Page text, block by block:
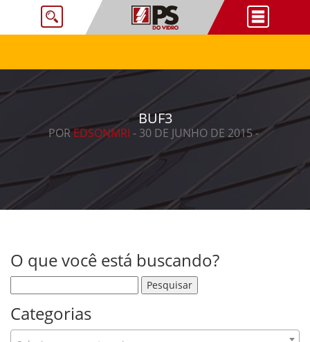
BUF3
POREDSONMRI - 30 DE JUNHO DE 2015 -
O que você está buscando?
Categorias